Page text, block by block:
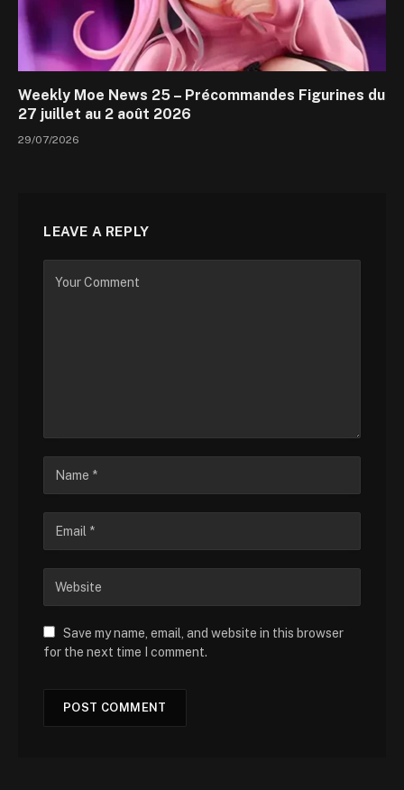
Weekly Moe News 25 – Précommandes Figurines du
27 juillet au 2 août 2026
29/07/2026
LEAVE A REPLY
Save my name, email, and website in this browser
for the next time I comment.